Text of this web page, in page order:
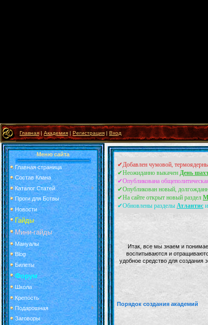
Главная|Академия|Регистрация | Вход
Меню сайта
Главная страница
Состав Клана
Каталог Статей
Проги для Ботвы
Новости
Гайды
Мини-гайды
Мануалы
Blog
Билеты
Форум
Школа
Крепость
Подарошная
Заговоры
✔Добавлен чумовой,
✔Неожиданно выкачен День
✔Опубликована
✔Опубликован новый,
✔На сайте открыт новый раздел
✔Обновлены разделы Атлантис и
Итак, все мы знаем и
воспитываются и
удобное средство для создания
Порядок создания академий